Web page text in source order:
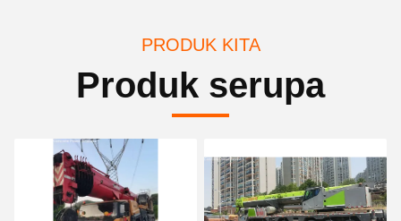
PRODUK KITA
Produk serupa